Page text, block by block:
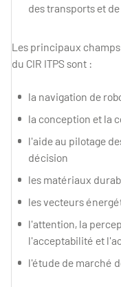
des transports et
Les principaux
du CIR ITPS sont :
la navigation de
la conception et la
l'aide au pilotage
décision
les matériaux
les vecteurs
l'attention, la
l'acceptabilité et
l'étude de marché